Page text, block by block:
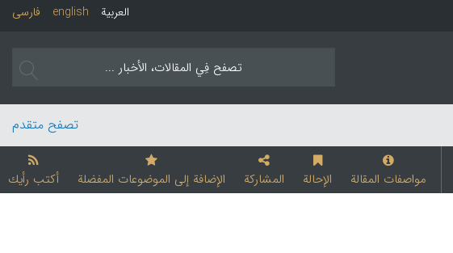
فارسی english العربیة
تصفح متقدم
مواصفات المقالة الإحالة المشارکة الإضافة إلی الموضوعات المفضلة أکتب رأیك